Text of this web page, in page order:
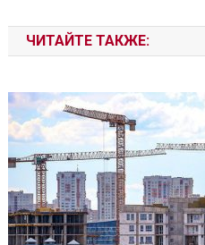
ЧИТАЙТЕ ТАКЖЕ: